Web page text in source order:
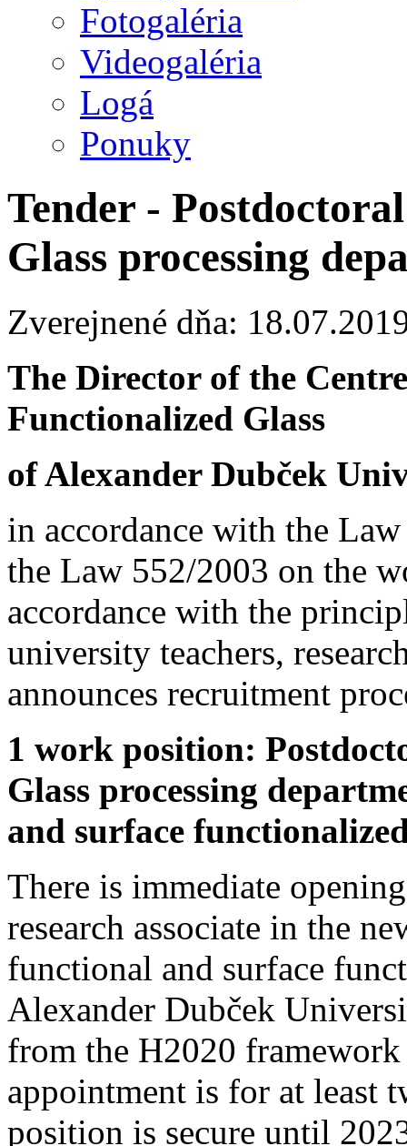
Fotogaléria
Videogaléria
Logá
Ponuky
Tender -
Glass processing
Zverejnené dňa:
The Director of the
Functionalized Glass
ofAlexander Dubček
in accordance with the
the Law 552/2003 on the
accordance with the
university teachers,
announces recruitment
1 work position:
Glass processing
and surface
There is immediate
research associate in the
functional and surface
Alexander Dubček
from the H2020
appointment is for at least
position is secure until